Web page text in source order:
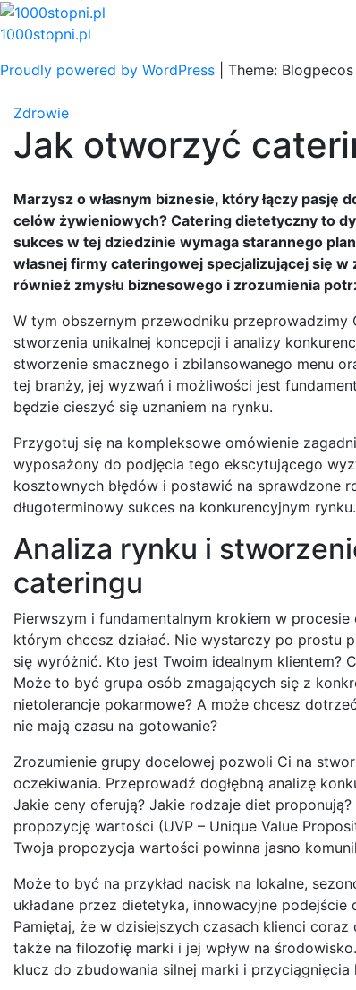
Skip
to
1000stopni.pl
Proudly powered by WordPress
Theme:
Zdrowie
Jak otworzyć
Marzysz o własnym biznesie, który łączy
celów żywieniowych? Catering dietetyczny to
sukces w tej dziedzinie wymaga starannego
własnej firmy cateringowej specjalizującej się
również zmysłu biznesowego i zrozumienia
W tym obszernym przewodniku przeprowadzimy
stworzenia unikalnej koncepcji i analizy
stworzenie smacznego i zbilansowanego menu
tej branży, jej wyzwań i możliwości jest
będzie cieszyć się uznaniem na rynku.
Przygotuj się na kompleksowe omówienie
wyposażony do podjęcia tego ekscytującego
kosztownych błędów i postawić na sprawdzone
długoterminowy sukces na konkurencyjnym rynku.
Analiza rynku i
cateringu
Pierwszym i fundamentalnym krokiem w
którym chcesz działać. Nie wystarczy po prostu
się wyróżnić. Kto jest Twoim idealnym klientem?
Może to być grupa osób zmagających się z
nietolerancje pokarmowe? A może chcesz
nie mają czasu na gotowanie?
Zrozumienie grupy docelowej pozwoli Ci na
oczekiwania. Przeprowadź dogłębną analizę
Jakie ceny oferują? Jakie rodzaje diet
propozycję wartości (UVP – Unique Value
Twoja propozycja wartości powinna jasno
Może to być na przykład nacisk na lokalne,
układane przez dietetyka, innowacyjne
Pamiętaj, że w dzisiejszych czasach klienci
także na filozofię marki i jej wpływ na
klucz do zbudowania silnej marki i